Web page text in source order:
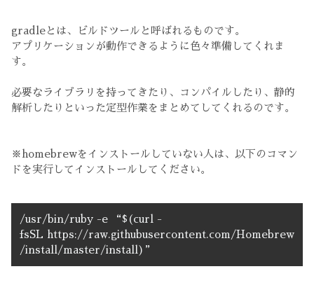
gradleとは、ビルドツールと呼ばれるものです。
アプリケーションが動作できるように色々準備してくれま
す。
必要なライブラリを持ってきたり、コンパイルしたり、静的
解析したりといった定型作業をまとめてしてくれるのです。
※homebrewをインストールしていない人は、以下のコマン
ドを実行してインストールしてください。
/usr/bin/ruby -e “$(curl -
fsSL https://raw.githubusercontent.com/Homebrew
/install/master/install)”